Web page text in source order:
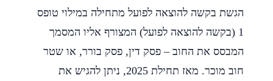
הגשת בקשה להוצאה לפועל מתחילה במילוי טופס
1 (בקשה להוצאה לפועל) המצורף אליו המסמך
המבסס את החוב – פסק דין, פסק בורר, או שטר
חוב מוכר. מאז תחילת 2025, ניתן להגיש את